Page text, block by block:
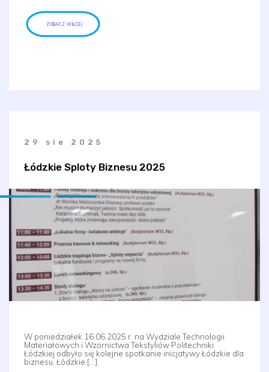
ZOBACZ WIĘCEJ
29 sie 2025
Łódzkie Sploty Biznesu 2025
W poniedziałek 16.06.2025 r. na Wydziale Technologii
Materiałowych i Wzornictwa Tekstyliów Politechniki
Łódzkiej odbyło się kolejne spotkanie inicjatywy Łódzkie dla
biznesu. Łódzkie […]